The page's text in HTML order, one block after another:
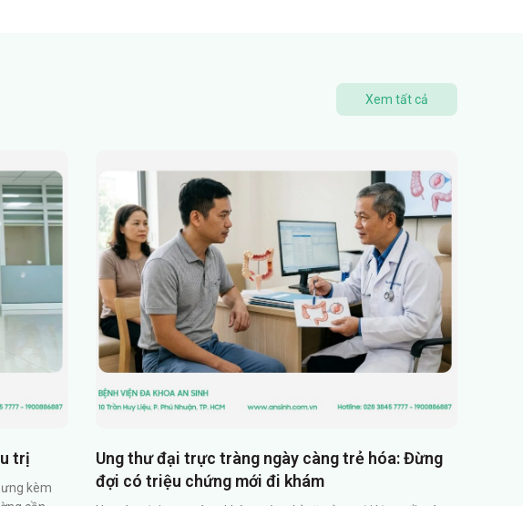
Xem tất cả
trị
kèm
Ung thư đại trực tràng ngày càng trẻ hóa: Đừng
đợi có triệu chứng mới đi khám